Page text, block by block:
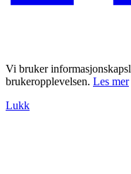
Vi bruker
brukeropplevelsen. Les mer
Lukk